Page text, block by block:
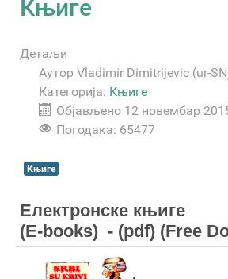
Књиге
Детаљи
Аутор Vladimir Dimitrijevic (ur-
Категорија: Књиге
Објављено 12 новембар
Погодака: 65477
Књиге
Електронске књиге
(E-books) - (pdf) (Free